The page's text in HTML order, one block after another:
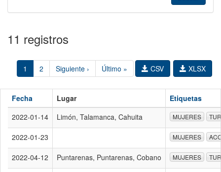
11 registros
1 2 Siguiente › Último » XLSX
CSV
Fecha Lugar
Etiquetas
2022-01-14
Limón, Talamanca, Cahuita MUJERES
2022-01-23 MUJERES
2022-04-12 Puntarenas, Puntarenas, Cobano MUJERES